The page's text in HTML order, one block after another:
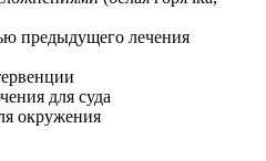
предыдущего лечения
для суда
окружения